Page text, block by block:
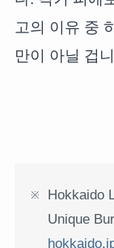
고의 이유 중
만이 아닐 겁
Hokkaido
Unique